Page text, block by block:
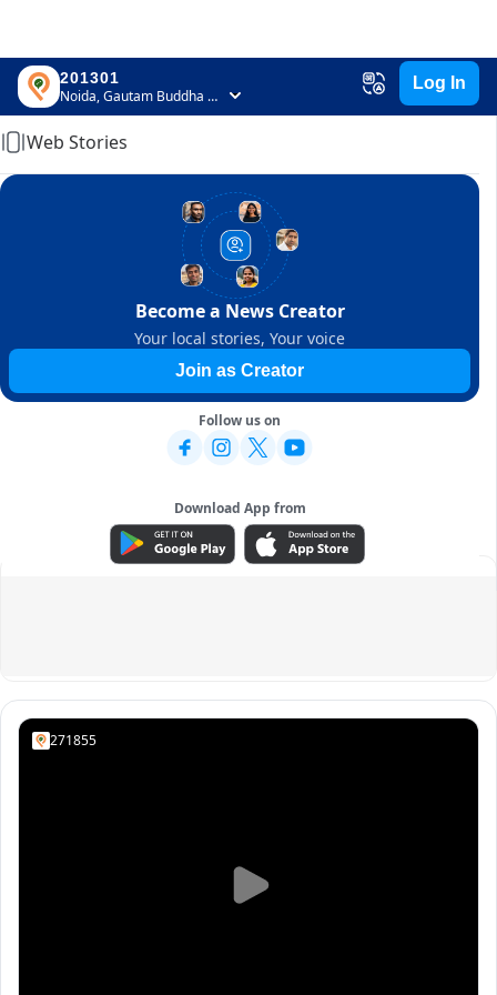
201301
Noida, Gautam Buddha Nagar, Uttar Pradesh
Log In
Home
Web Stories
Become a News Creator
Your local stories, Your voice
Join as Creator
Follow us on
Download App from
ADVERTISEMENT
271855